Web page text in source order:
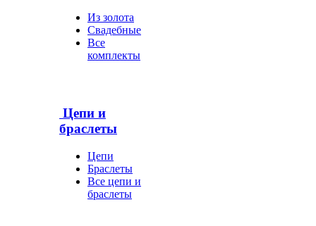
Из золота
Свадебные
Все
комплекты
Цепи и
браслеты
Цепи
Браслеты
Все цепи и
браслеты